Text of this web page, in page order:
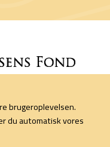
Nielsens Fond og drives
brugeroplevelsen.
du automatisk vores